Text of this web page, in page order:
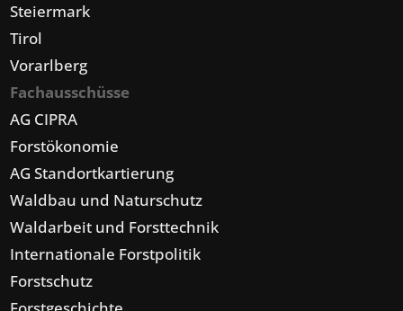
Steiermark
Tirol
Vorarlberg
Fachausschüsse
AG CIPRA
Forstökonomie
AG Standortkartierung
Waldbau und Naturschutz
Waldarbeit und Forsttechnik
Internationale Forstpolitik
Forstschutz